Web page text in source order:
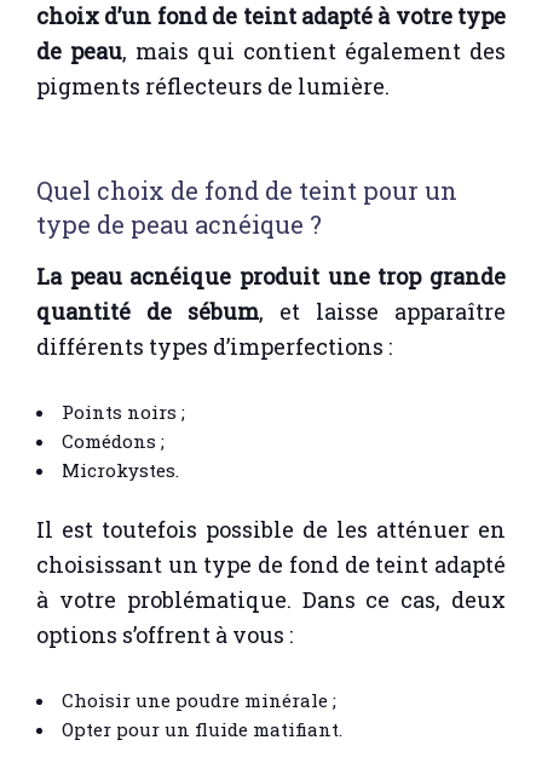
choix d’un fond de teint adapté à votre type
de peau, mais qui contient également des
pigments réflecteurs de lumière.
Quel choix de fond de teint pour un
type de peau acnéique ?
La peau acnéique produit une trop grande
quantité de sébum, et laisse apparaître
différents types d’imperfections :
Points noirs ;
Comédons ;
Microkystes.
Il est toutefois possible de les atténuer en
choisissant un type de fond de teint adapté
à votre problématique. Dans ce cas, deux
options s’offrent à vous :
Choisir une poudre minérale ;
Opter pour un fluide matifiant.